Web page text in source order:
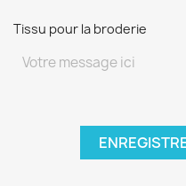
Tissu pour la broderie